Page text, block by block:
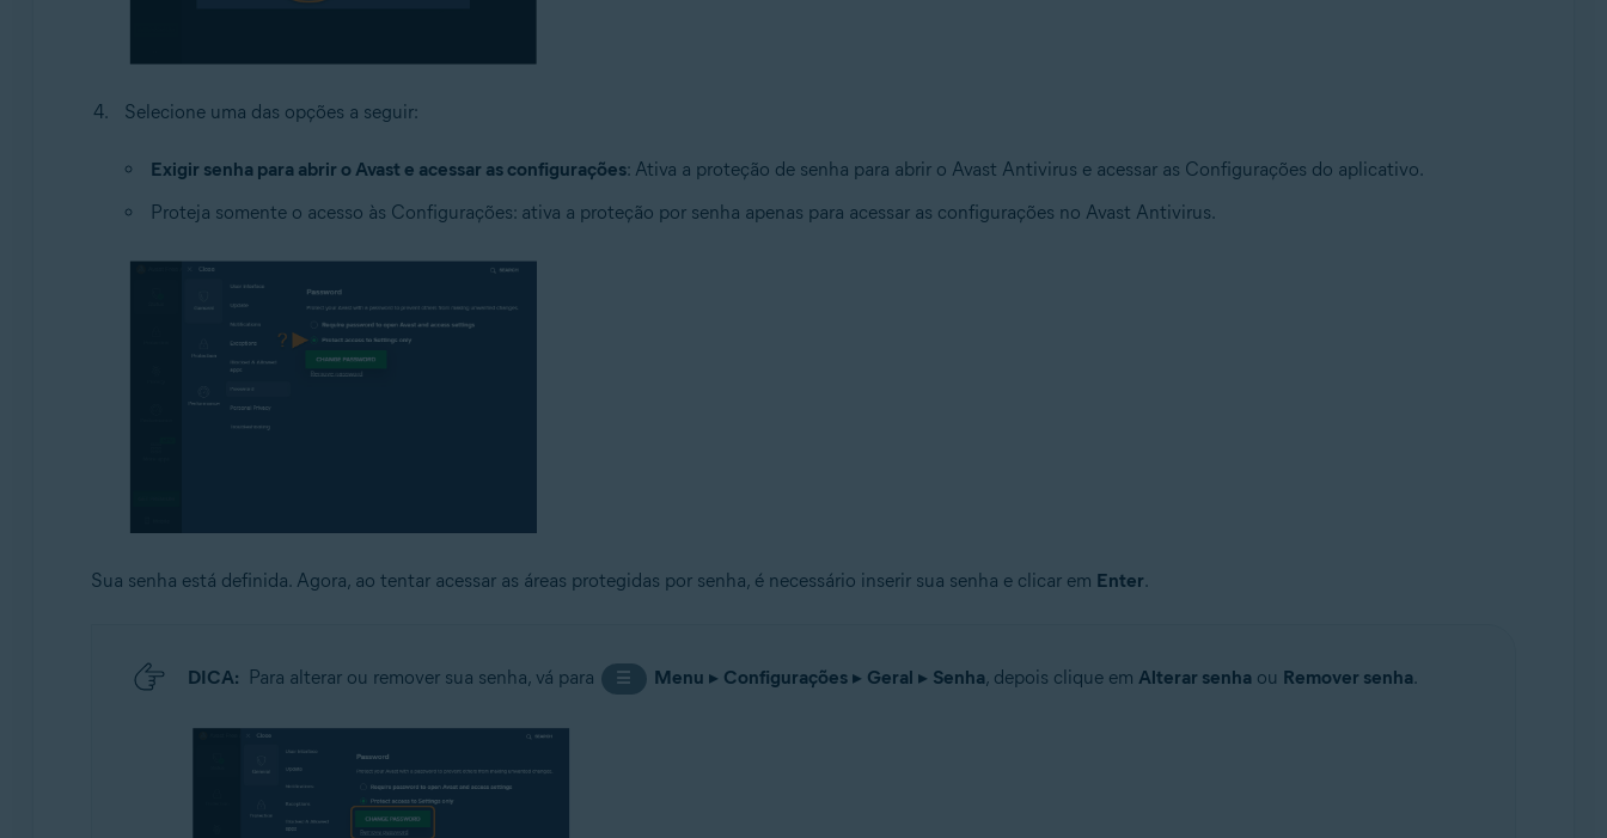
Selecione uma das opções a seguir:
Exigir senha para abrir o Avast e acessar as configurações: Ativa a proteção de senha para abrir o Avast Antivirus e acessar as Configurações do aplicativo.
Proteja somente o acesso às Configurações: ativa a proteção por senha apenas para acessar as configurações no Avast Antivirus.
Sua senha está definida. Agora, ao tentar acessar as áreas protegidas por senha, é necessário inserir sua senha e clicar em Enter.
DICA: Para alterar ou remover sua senha, vá para ☰ Menu ▸ Configurações ▸ Geral ▸ Senha, depois clique emAlterar senha ou Remover senha.